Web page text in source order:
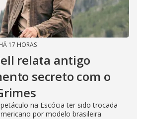
17 HORAS
relata antigo
secreto com o
na Escócia ter sido trocada
por modelo brasileira